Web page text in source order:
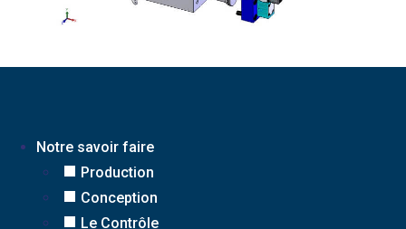
Notre savoir faire
Production
Conception
Le Contrôle